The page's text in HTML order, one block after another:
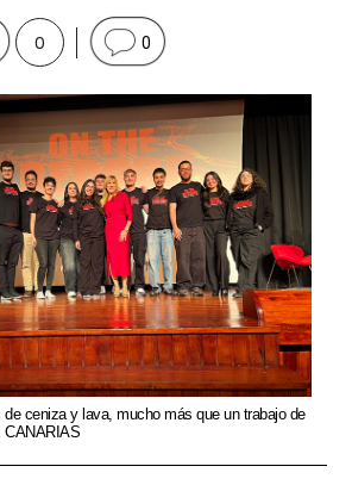
0 0
ceniza y lava, mucho más que un trabajo de